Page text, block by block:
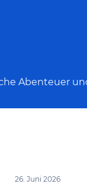
Abenteuer
26. Juni 2026